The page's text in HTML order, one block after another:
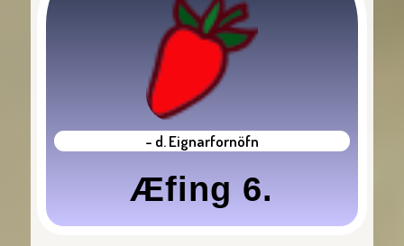
- d. Eignarfornöfn
Æfing 6.